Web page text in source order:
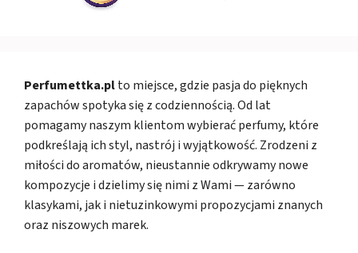
Perfumettka.plto miejsce, gdzie pasja do pięknych
zapachów spotyka się z codziennością. Od lat
pomagamy naszym klientom wybierać perfumy, które
podkreślają ich styl, nastrój i wyjątkowość. Zrodzeni z
miłości do aromatów, nieustannie odkrywamy nowe
kompozycje i dzielimy się nimi z Wami — zarówno
klasykami, jak i nietuzinkowymi propozycjami znanych
oraz niszowych marek.